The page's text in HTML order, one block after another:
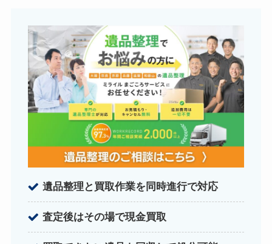
遺品整理と買取作業を同時進行で対応
査定後はその場で現金買取